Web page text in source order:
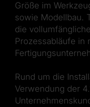
Größe im
sowie Modellbau.
die
Prozessabläufe in
Rund um die
Verwendung der